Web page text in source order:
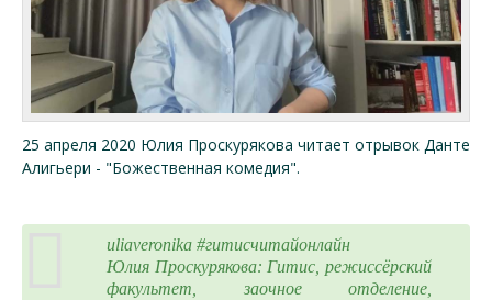
25 апреля 2020 Юлия Проскурякова читает отрывок Данте
Алигьери - "Божественная комедия".
uliaveronika #гитисчитайонлайн
Юлия Проскурякова: Гитис, режиссёрский
факультет, заочное отделение,